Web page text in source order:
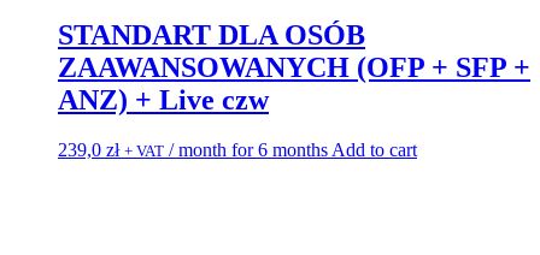
STANDART DLA OSÓB
ZAAWANSOWANYCH (OFP + SFP +
ANZ) + Live czw
239,0 zł + VAT / month for 6 monthsAdd to cart